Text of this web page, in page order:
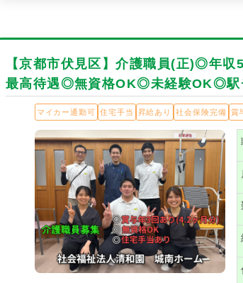
【京都市伏見区】介護職員(正)◎年
最高待遇◎無資格OK◎未経験OK◎駅
マイカー通勤可 住宅手当 昇給あり 社会保険完備 賞